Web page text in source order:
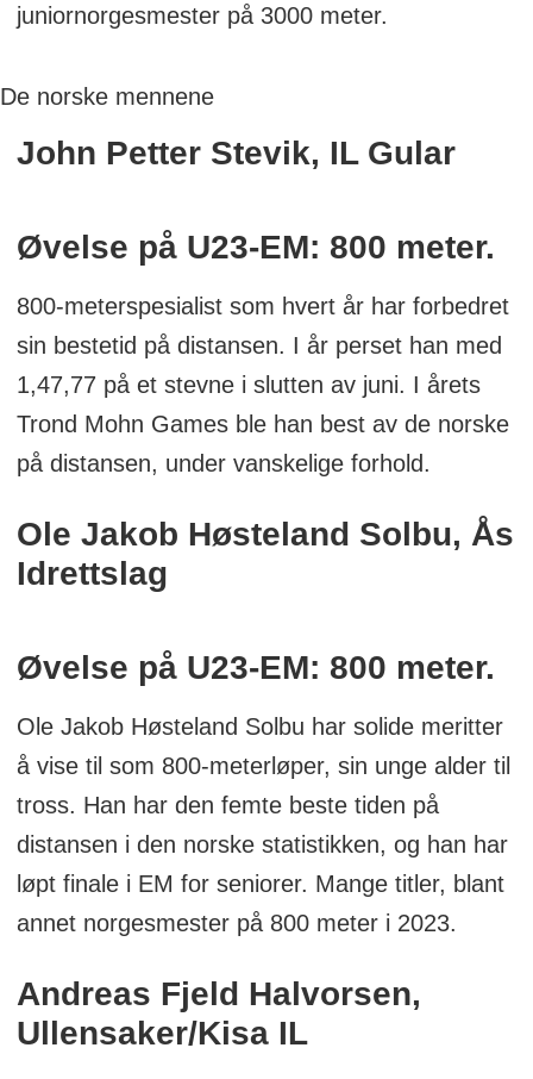
juniornorgesmester på 3000 meter.
De norske mennene
John Petter Stevik, IL Gular
Øvelse på U23-EM: 800 meter.
800-meterspesialist som hvert år har forbedret
sin bestetid på distansen. I år perset han med
1,47,77 på et stevne i slutten av juni. I årets
Trond Mohn Games ble han best av de norske
på distansen, under vanskelige forhold.
Ole Jakob Høsteland Solbu, Ås
Idrettslag
Øvelse på U23-EM: 800 meter.
Ole Jakob Høsteland Solbu har solide meritter
å vise til som 800-meterløper, sin unge alder til
tross. Han har den femte beste tiden på
distansen i den norske statistikken, og han har
løpt finale i EM for seniorer. Mange titler, blant
annet norgesmester på 800 meter i 2023.
Andreas Fjeld Halvorsen,
Ullensaker/Kisa IL